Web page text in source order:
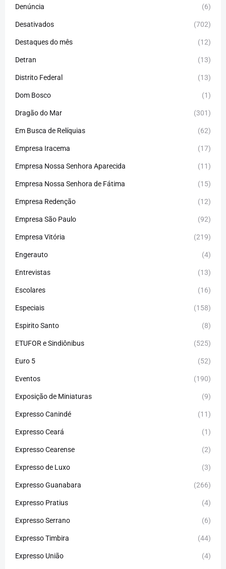
Denúncia (6)
Desativados (702)
Destaques do mês (12)
Detran (13)
Distrito Federal (13)
Dom Bosco (1)
Dragão do Mar (301)
Em Busca de Relíquias (62)
Empresa Iracema (17)
Empresa Nossa Senhora Aparecida (11)
Empresa Nossa Senhora de Fátima (15)
Empresa Redenção (12)
Empresa São Paulo (92)
Empresa Vitória (219)
Engerauto (4)
Entrevistas (13)
Escolares (16)
Especiais (158)
Espirito Santo (8)
ETUFOR e Sindiônibus (525)
Euro 5 (52)
Eventos (190)
Exposição de Miniaturas (9)
Expresso Canindé (11)
Expresso Ceará (1)
Expresso Cearense (2)
Expresso de Luxo (3)
Expresso Guanabara (266)
Expresso Pratius (4)
Expresso Serrano (6)
Expresso Timbira (44)
Expresso União (4)